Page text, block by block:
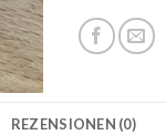
REZENSIONEN (0)